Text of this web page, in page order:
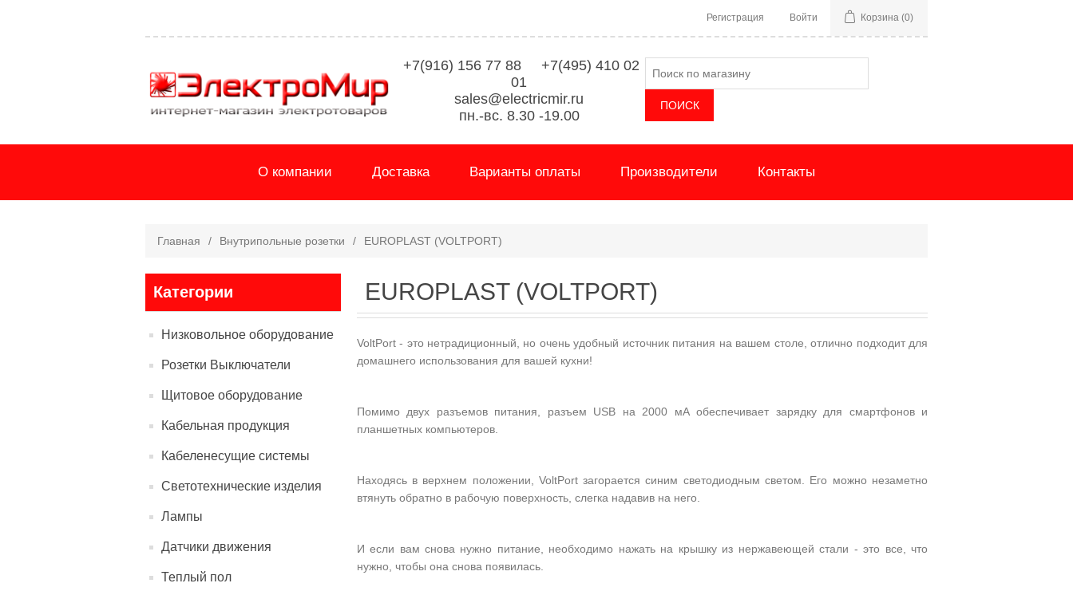
Регистрация Войти Корзина (0)
+7(916) 156 77 88 +7(495) 410 02
01
sales@electricmir.ru
пн.-вс. 8.30 -19.00
О компании Доставка Варианты оплаты Производители Контакты
Главная / Внутрипольные розетки / EUROPLAST (VOLTPORT)
Категории
Низковольное оборудование
Розетки Выключатели
Щитовое оборудование
Кабельная продукция
Кабеленесущие системы
Светотехнические изделия
Лампы
Датчики движения
Теплый пол
EUROPLAST (VOLTPORT)
VoltPort - это нетрадиционный, но очень удобный источник питания на вашем столе, отлично подходит для
домашнего использования для вашей кухни!
Помимо двух разъемов питания, разъем USB на 2000 мА обеспечивает зарядку для смартфонов и
планшетных компьютеров.
Находясь в верхнем положении, VoltPort загорается синим светодиодным светом. Его можно незаметно
втянуть обратно в рабочую поверхность, слегка надавив на него.
И если вам снова нужно питание, необходимо нажать на крышку из нержавеющей стали - это все, что
нужно, чтобы она снова появилась.